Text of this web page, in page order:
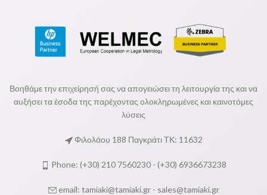
Βοηθάμε την επιχείρησή σας να απογειώσει τη λειτουργία της και να
αυξήσει τα έσοδα της παρέχοντας ολοκληρωμένες και καινοτόμες
λύσεις
Φιλολάου 188 Παγκράτι ΤΚ: 11632
Phone: (+30) 210 7560230 - (+30) 6936673238
email: tamiaki@tamiaki.gr- sales@tamiaki.gr